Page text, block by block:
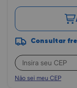
Consultar
Não sei meu CEP